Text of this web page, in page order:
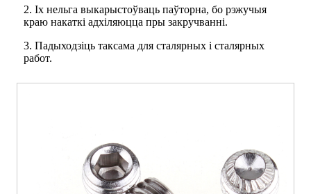
2. Іх нельга выкарыстоўваць паўторна, бо рэжучыя
краю накаткі адхіляюцца пры закручванні.
3. Падыходзіць таксама для сталярных і сталярных
работ.